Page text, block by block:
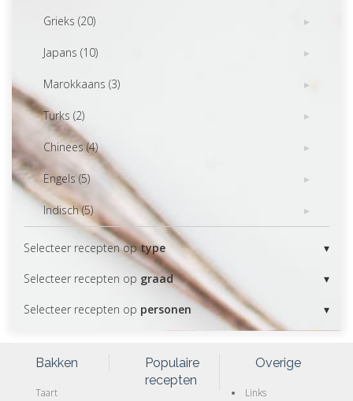
Grieks (20)
Japans (10)
Marokkaans (3)
Turks (2)
Chinees (4)
Engels (5)
Indisch (5)
Selecteer recepten optype
Selecteer recepten op graad
Selecteer recepten op personen
Bakken
Taart
Populaire
recepten
Overige
Links